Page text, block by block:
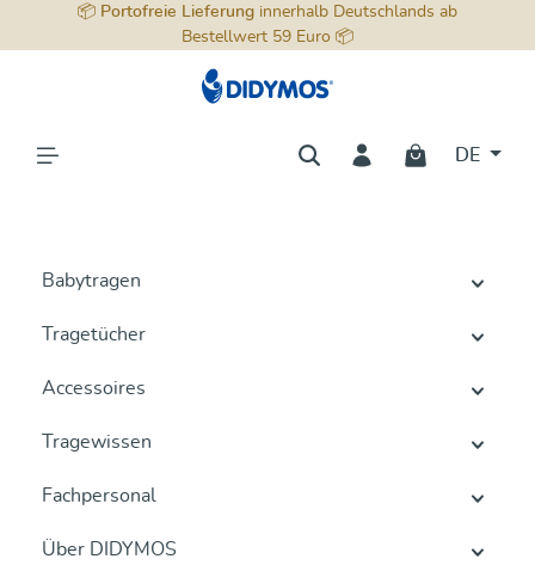
springen
📦 Portofreie Lieferung innerhalb Deutschlands ab
Bestellwert 59 Euro 📦
DE
Babytragen
Tragetücher
Accessoires
Tragewissen
Fachpersonal
Über DIDYMOS